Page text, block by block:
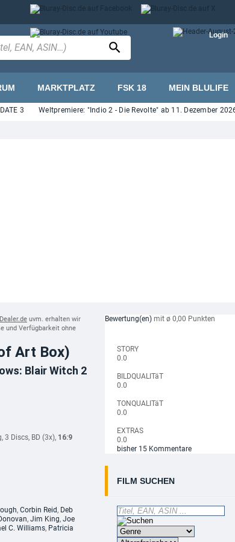
Login
MARKTPLATZ FSK 18 MEIN BLULIFE
Weltpremiere: "Indio 2 - Die Revolte" ab 11. Dezember 2026
uvm. erhalten wir
und Verfügbarkeit ohne
Art Box)
Blair Witch 2
3 Discs, BD (3x), 16:9
, Corbin Reid, Deb
, Jim King, Joe
C. Williams, Patricia
Bewertung(en) mit ø 0,00 Punkten
STORY
0.0
BILDQUALITäT
0.0
TONQUALITäT
0.0
EXTRAS
0.0
bisher 15 Kommentare
FILM SUCHEN